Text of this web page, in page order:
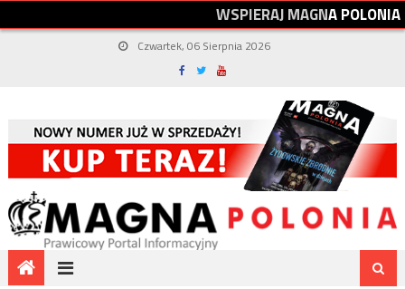
WSPIERAJMAGNAPOLONIA
Czwartek, 06 Sierpnia 2026